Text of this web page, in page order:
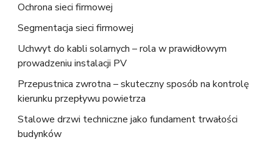
Ochrona sieci firmowej
Segmentacja sieci firmowej
Uchwyt do kabli solarnych – rola w prawidłowym
prowadzeniu instalacji PV
Przepustnica zwrotna – skuteczny sposób na kontrolę
kierunku przepływu powietrza
Stalowe drzwi techniczne jako fundament trwałości
budynków